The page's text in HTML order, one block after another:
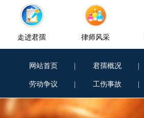
走进君孺 律师风采
网站首页 君孺概况
劳动争议 工伤事故